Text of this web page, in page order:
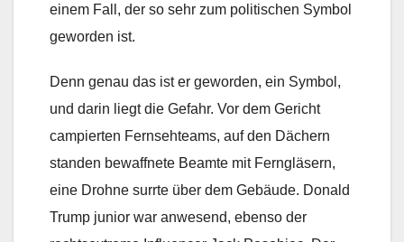
einem Fall, der so sehr zum politischen Symbol
geworden ist.
Denn genau das ist er geworden, ein Symbol,
und darin liegt die Gefahr. Vor dem Gericht
campierten Fernsehteams, auf den Dächern
standen bewaffnete Beamte mit Ferngläsern,
eine Drohne surrte über dem Gebäude. Donald
Trump junior war anwesend, ebenso der